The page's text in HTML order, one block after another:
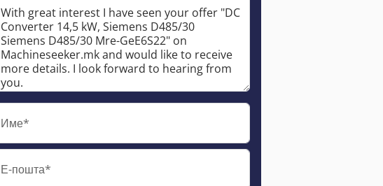
Име*
Е-пошта*